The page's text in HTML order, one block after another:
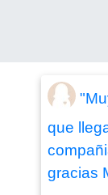
que
gracias